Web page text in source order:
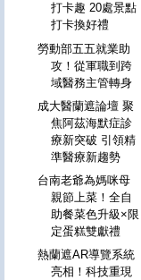
打卡趣 20處景點
打卡換好禮
勞動部五五就業助
攻！從軍職到跨
域醫務主管轉身
成大醫蘭遮論壇 聚
焦阿茲海默症診
療新突破 引領精
準醫療新趨勢
台南老爺為媽咪母
親節上菜！全自
助餐菜色升級×限
定蛋糕雙獻禮
熱蘭遮AR導覽系統
亮相！科技重現